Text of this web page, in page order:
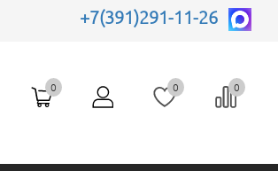
+7(391)291-11-26
0 0 0
Защита и управление
Комплектующие АСКУЭ